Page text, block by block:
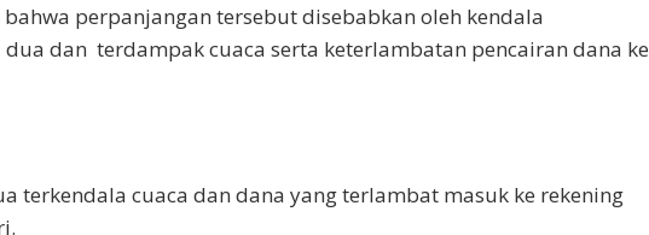
perpanjangan tersebut disebabkan oleh kendala
dan terdampak cuaca serta keterlambatan pencairan dana ke
terkendala cuaca dan dana yang terlambat masuk ke rekening